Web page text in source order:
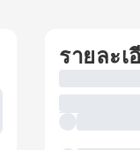
รายละเ